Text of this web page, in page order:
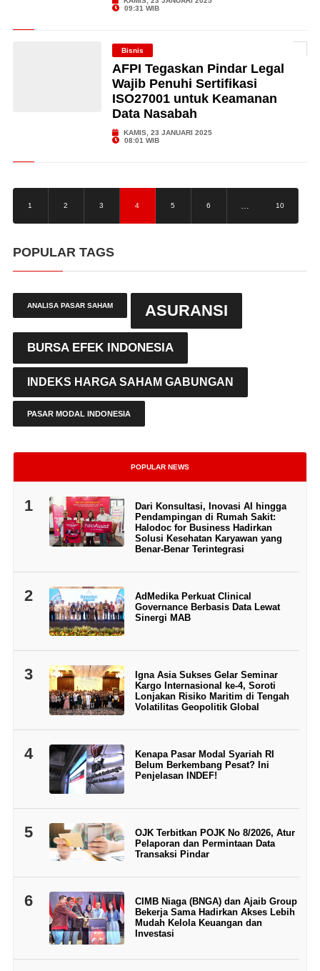
09:31 WIB
Bisnis
AFPI Tegaskan Pindar Legal
Wajib Penuhi Sertifikasi
ISO27001 untuk Keamanan
Data Nasabah
KAMIS, 23 JANUARI 2025
08:01 WIB
1 2 3 4 5 6 … 10
POPULAR TAGS
ANALISA PASAR SAHAM ASURANSI
BURSA EFEK INDONESIA
INDEKS HARGA SAHAM GABUNGAN
PASAR MODAL INDONESIA
POPULAR NEWS
1
Dari Konsultasi, Inovasi AI hingga
Pendampingan di Rumah Sakit:
Halodoc for Business Hadirkan
Solusi Kesehatan Karyawan yang
Benar-Benar Terintegrasi
2
AdMedika Perkuat Clinical
Governance Berbasis Data Lewat
Sinergi MAB
3
Igna Asia Sukses Gelar Seminar
Kargo Internasional ke-4, Soroti
Lonjakan Risiko Maritim di Tengah
Volatilitas Geopolitik Global
4
Kenapa Pasar Modal Syariah RI
Belum Berkembang Pesat? Ini
Penjelasan INDEF!
5
OJK Terbitkan POJK No 8/2026, Atur
Pelaporan dan Permintaan Data
Transaksi Pindar
6
CIMB Niaga (BNGA) dan Ajaib Group
Bekerja Sama Hadirkan Akses Lebih
Mudah Kelola Keuangan dan
Investasi